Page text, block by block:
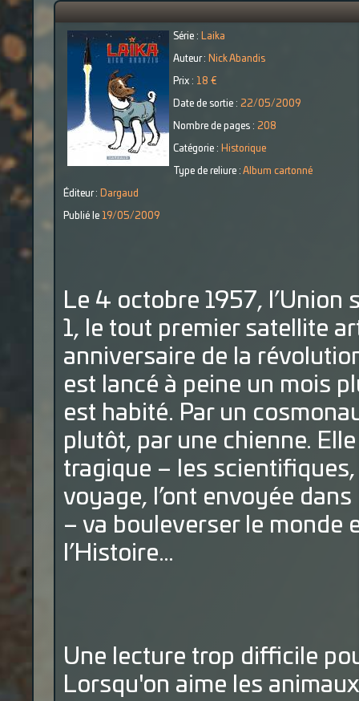
Série : Laika
Auteur : Nick Abandis
Prix : 18 €
Date de sortie : 22/05/2009
Nombre de pages : 208
Catégorie : Historique
Type de reliure : Album cartonné
Éditeur : Dargaud
Publié le 19/05/2009
Le 4 octobre 1957,
1, le tout premier satellite
anniversaire de la
est lancé à peine un mois
est habité. Par un
plutôt, par une chienne.
tragique – les
voyage, l’ont envoyée
– va bouleverser le monde
l’Histoire…
Une lecture trop difficile
Lorsqu'on aime les